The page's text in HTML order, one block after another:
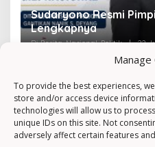
Manage
To provide the best experiences,
store and/or access device
technologies will allow us to
unique IDs on this site. Not
adversely affect certain features
Sudaryono Resmi
Lengkapnya
Di Berita, Nasional, Politik | 22